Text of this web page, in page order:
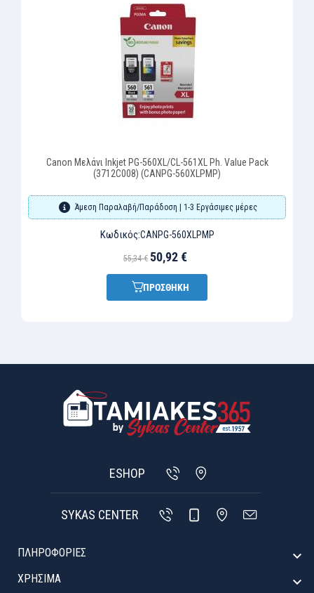
Canon Μελάνι Inkjet PG-560XL/CL-561XL Ph. Value Pack
(3712C008) (CANPG-560XLPMP)
Άμεση Παραλαβή/Παράδοση | 1-3 Εργάσιμες μέρες
Κωδικός:CANPG-560XLPMP
55,34 € 50,92 €
ΠΡΟΣΘΗΚΗ
ESHOP
SYKAS CENTER
ΠΛΗΡΟΦΟΡΙΕΣ 
ΧΡΉΣΙΜΑ 